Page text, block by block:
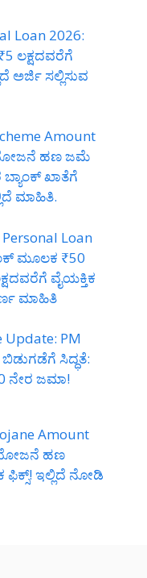
Loan 2026:
ಲಕ್ಷದವರೆಗೆ
ಅರ್ಜಿ ಸಲ್ಲಿಸುವ
Amount
ಯೋಜನೆ ಹಣ ಜಮೆ
ಖಾತೆಗೆ
ಮಾಹಿತಿ.
Loan
ಮೂಲಕ ₹50
ವೈಯಕ್ತಿಕ
ಮಾಹಿತಿ
Update: PM
ಬಿಡುಗಡೆಗೆ ಸಿದ್ಧತೆ:
ನೇರ ಜಮಾ!
Amount
ಯೋಜನೆ ಹಣ
ಇಲ್ಲಿದೆ ನೋಡಿ